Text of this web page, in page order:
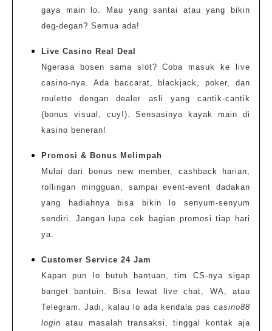
gaya main lo. Mau yang santai atau yang bikin
deg-degan? Semua ada!
Live Casino Real Deal
Ngerasa bosen sama slot? Coba masuk ke live
casino-nya. Ada baccarat, blackjack, poker, dan
roulette dengan dealer asli yang cantik-cantik
(bonus visual, cuy!). Sensasinya kayak main di
kasino beneran!
Promosi & Bonus Melimpah
Mulai dari bonus new member, cashback harian,
rollingan mingguan, sampai event-event dadakan
yang hadiahnya bisa bikin lo senyum-senyum
sendiri. Jangan lupa cek bagian promosi tiap hari
ya.
Customer Service 24 Jam
Kapan pun lo butuh bantuan, tim CS-nya sigap
banget bantuin. Bisa lewat live chat, WA, atau
Telegram. Jadi, kalau lo ada kendala pas casino88
login atau masalah transaksi, tinggal kontak aja